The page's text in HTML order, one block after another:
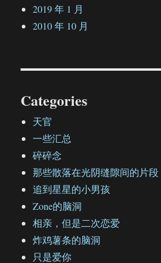
2019 年 1 月
2010 年 10 月
Categories
天官
一些汇总
碎碎念
那些散落在光阴缝隙间的片段
追到星星的小男孩
Zone的脑洞
相亲，但是二次恋爱
炸鸡薯条的脑洞
只是爱你